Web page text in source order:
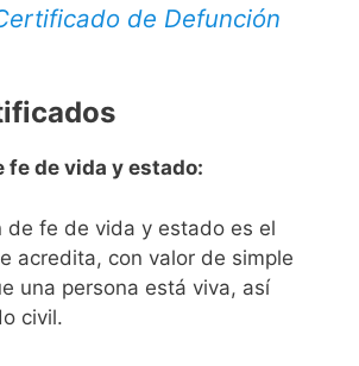
de Defunción
fe de vida y estado:
de fe de vida y estado es el
acredita, con valor de simple
una persona está viva, así
civil.